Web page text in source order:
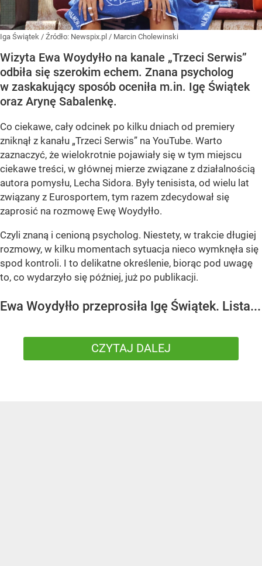
Iga Świątek / Źródło: Newspix.pl / Marcin Cholewinski
Wizyta Ewa Woydyłło na kanale „Trzeci Serwis”
odbiła się szerokim echem. Znana psycholog
w zaskakujący sposób oceniła m.in. Igę Świątek
oraz Arynę Sabalenkę.
Co ciekawe, cały odcinek po kilku dniach od premiery
zniknął z kanału „Trzeci Serwis” na YouTube. Warto
zaznaczyć, że wielokrotnie pojawiały się w tym miejscu
ciekawe treści, w głównej mierze związane z działalnością
autora pomysłu, Lecha Sidora. Były tenisista, od wielu lat
związany z Eurosportem, tym razem zdecydował się
zaprosić na rozmowę Ewę Woydyłło.
Czyli znaną i cenioną psycholog. Niestety, w trakcie długiej
rozmowy, w kilku momentach sytuacja nieco wymknęła się
spod kontroli. I to delikatne określenie, biorąc pod uwagę
to, co wydarzyło się później, już po publikacji.
Ewa Woydyłło przeprosiła Igę Świątek. Lista...
CZYTAJ DALEJ